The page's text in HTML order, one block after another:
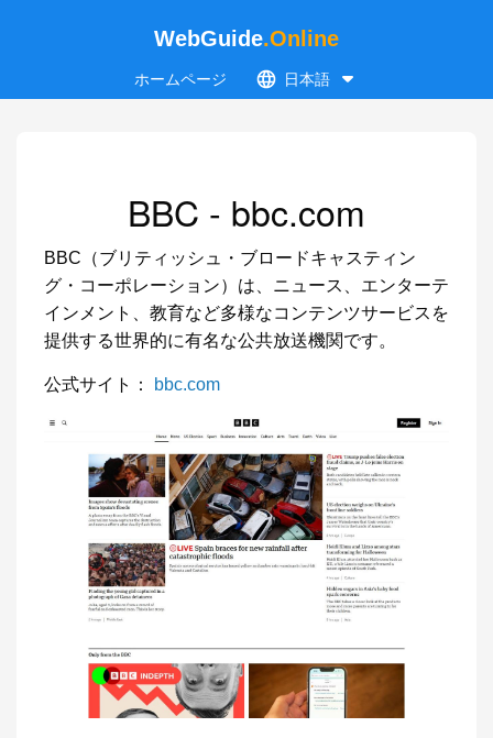
WebGuide.Online
ホームページ 日本語
BBC - bbc.com
BBC（ブリティッシュ・ブロードキャスティン
グ・コーポレーション）は、ニュース、エンターテ
インメント、教育など多様なコンテンツサービスを
提供する世界的に有名な公共放送機関です。
公式サイト： bbc.com